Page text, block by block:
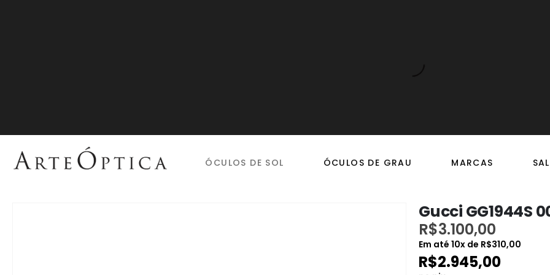
ÓCULOS DE SOL ÓCULOS DE GRAU MARCAS
Gucci GG1944S
R$3.100,00
Em até 10x de R$310,00
R$2.945,00